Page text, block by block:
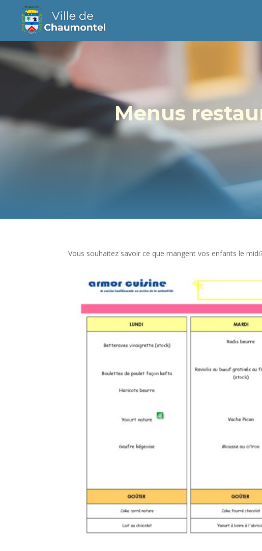
Menus
Vous souhaitez savoir ce que mangent vos enfants le